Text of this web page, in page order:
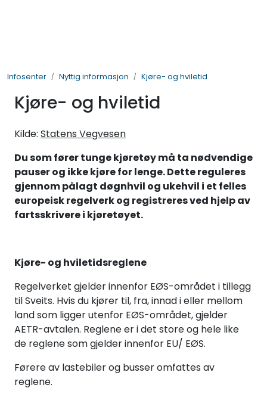
Infosenter Nyttig informasjon Kjøre- og hviletid
Kjøre- og hviletid
Kilde: Statens Vegvesen
Du som fører tunge kjøretøy må ta nødvendige
pauser og ikke kjøre for lenge. Dette reguleres
gjennom pålagt døgnhvil og ukehvil i et felles
europeisk regelverk og registreres ved hjelp av
fartsskrivere i kjøretøyet.
Kjøre- og hviletidsreglene
Regelverket gjelder innenfor EØS-området i tillegg
til Sveits. Hvis du kjører til, fra, innad i eller mellom
land som ligger utenfor EØS-området, gjelder
AETR-avtalen. Reglene er i det store og hele like
de reglene som gjelder innenfor EU/ EØS.
Førere av lastebiler og busser omfattes av
reglene.
ELEKTRISK
VERKTØY OG REKVISITA
SIKKERHET
KONTAKT OSS